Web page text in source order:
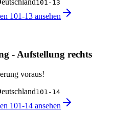
101-13
101-13 ansehen
- Aufstellung rechts
voraus!
101-14
101-14 ansehen